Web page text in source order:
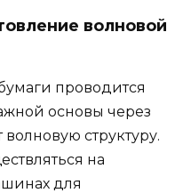
волновой
проводится
основы через
структуру.
на
для